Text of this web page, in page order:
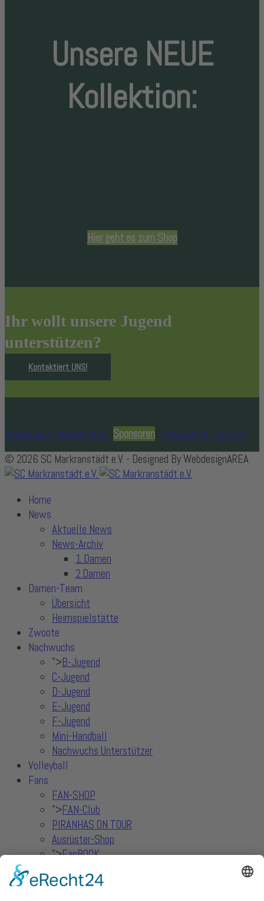
Unsere NEUE
Kollektion:
Hier geht es zum Shop
Ihr wollt unsere Jugend
unterstützen?
Kontaktiert UNS!
Impressum Datenschutz Sponsoren Spielstätte Kontakt
© 2026 SC Markranstädt e.V. - Designed By WebdesignAREA
Home
News
Aktuelle News
News-Archiv
1.Damen
2.Damen
Damen-Team
Übersicht
Heimspielstätte
Zwoote
Nachwuchs
">B-Jugend
C-Jugend
D-Jugend
E-Jugend
F-Jugend
Mini-Handball
Nachwuchs Unterstützer
Volleyball
Fans
FAN-SHOP
">FAN-Club
PIRANHAS ON TOUR
Ausrüster-Shop
">FanBOOK
Piranhas TV
Sportdeutschland TV